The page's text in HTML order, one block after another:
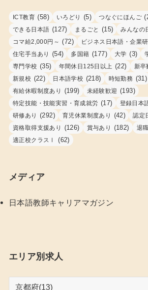
ICT教育 (58) いろどり (5) つなぐにほんご
できる日本語 (127) まるごと (15) みんなの
コマ給2,000円～ (72) ビジネス日本語・企業
住宅手当あり (54) 多国籍 (177) 大学 (3)
専門学校 (35) 年間休日125日以上 (22) 新卒
新規校 (22) 日本語学校 (218) 時短勤務 (31)
有給休暇制度あり (199) 未経験歓迎 (193)
特定技能・技能実習・育成就労 (17) 登録日本
研修あり (292) 育児休業制度あり (42) 認定
資格取得支援あり (126) 賞与あり (182) 退
適正校クラスⅠ (62)
メディア
日本語教師キャリアマガジン
エリア別求人